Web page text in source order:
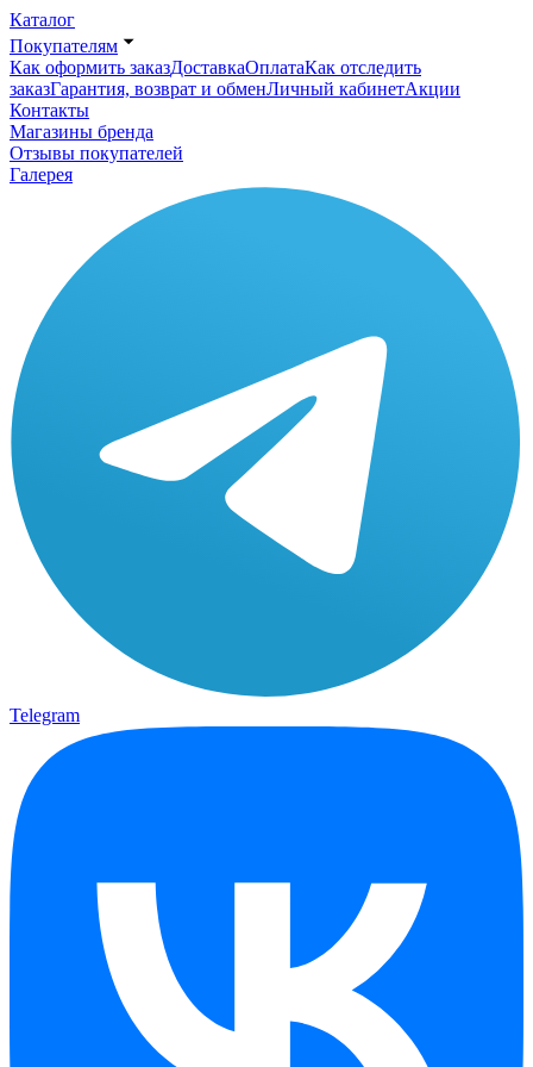
Каталог
Покупателям
Как оформить заказДоставкаОплатаКак отследить
заказГарантия, возврат и обменЛичный кабинетАкции
Контакты
Магазины бренда
Отзывы покупателей
Галерея
Telegram